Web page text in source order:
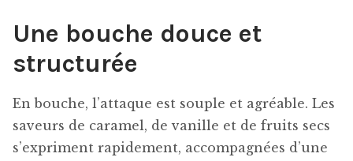
Une bouche douce et
structurée
En bouche, l’attaque est souple et agréable. Les
saveurs de caramel, de vanille et de fruits secs
s’expriment rapidement, accompagnées d’une